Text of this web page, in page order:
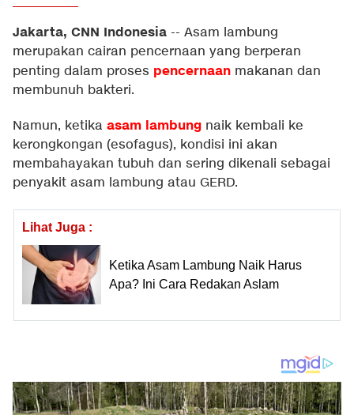
Jakarta, CNN Indonesia -- Asam lambung
merupakan cairan pencernaan yang berperan
penting dalam proses pencernaan makanan dan
membunuh bakteri.
Namun, ketika asam lambung naik kembali ke
kerongkongan (esofagus), kondisi ini akan
membahayakan tubuh dan sering dikenali sebagai
penyakit asam lambung atau GERD.
Lihat Juga :
Ketika Asam Lambung Naik Harus
Apa? Ini Cara Redakan Aslam